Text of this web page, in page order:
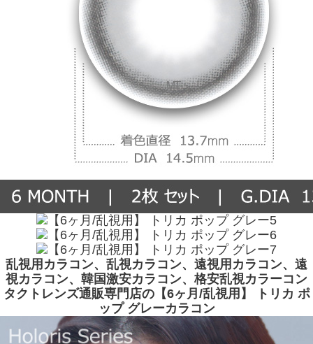
乱視用カラコン、乱視カラコン、遠視用カラコン、遠
視カラコン、韓国激安カラコン、格安乱視カラーコン
タクトレンズ通販専門店の【6ヶ月/乱視用】 トリカ ポ
ップ グレーカラコン